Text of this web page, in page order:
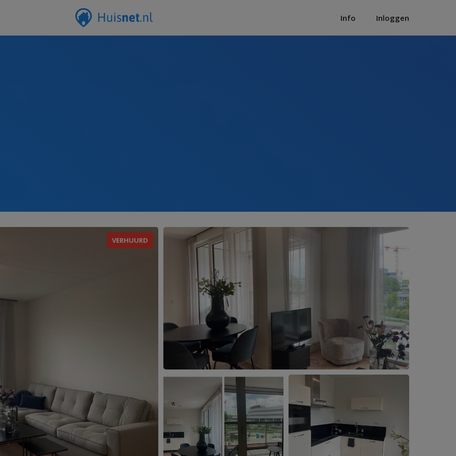
Info Inloggen
VERHUURD